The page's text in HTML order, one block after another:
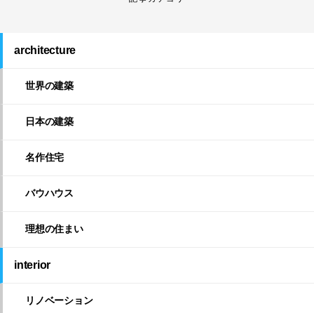
architecture
世界の建築
日本の建築
名作住宅
バウハウス
理想の住まい
interior
リノベーション